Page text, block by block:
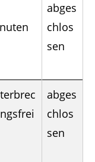
abges
chlos
sen
abges
chlos
sen